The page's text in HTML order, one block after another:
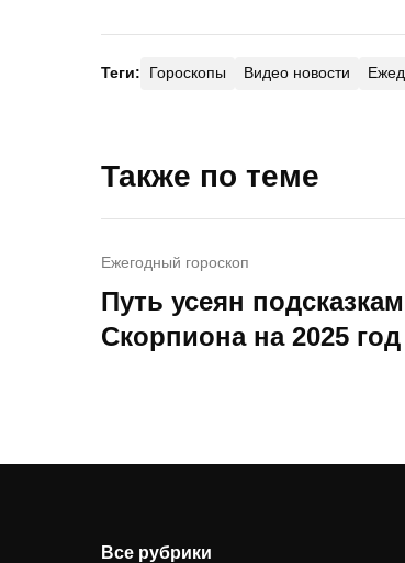
Теги: Гороскопы Видео новости
Также по теме
Ежегодный гороскоп
Путь усеян
Скорпиона на 2025 год
Все рубрики